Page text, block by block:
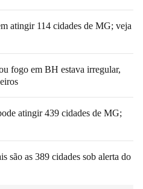
atingir 114 cidades de MG; veja
fogo em BH estava irregular,
atingir 439 cidades de MG;
são as 389 cidades sob alerta do